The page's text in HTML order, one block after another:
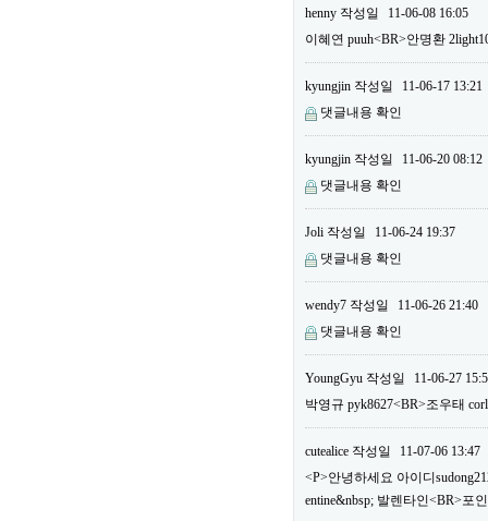
henny 작성일
11-06-08 16:05
이혜연 puuh<BR>안명환
kyungjin 작성일
11-06-17 13:21
댓글내용 확인
kyungjin 작성일
11-06-20 08:12
댓글내용 확인
Joli 작성일
11-06-24 19:37
댓글내용 확인
wendy7 작성일
11-06-26 21:40
댓글내용 확인
YoungGyu 작성일
11-06-27
박영규 pyk8627<BR>조우태
cutealice 작성일
11-07-06 13:47
<P>안녕하세요 아이디
entine&nbsp; 발렌타인<BR>포